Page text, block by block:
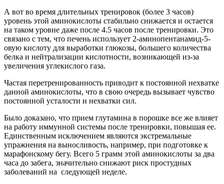
А вот во время длительных тренировок (более 3 часов)
уровень этой аминокислоты стабильно снижается и остается
на таком уровне даже после 4.5 часов после тренировки. Это
связано с тем, что печень использует 2-аминопентанамид-5-
овую кислоту для выработки глюкозы, большего количества
белка и нейтрализации кислотности, возникающей из-за
увеличения углекислого газа.
Частая перетренированность приводит к постоянной нехватке
данной аминокислоты, что в свою очередь вызывает чувство
постоянной усталости и нехватки сил.
Было доказано, что прием глутамина в порошке все же влияет
на работу иммунной системы после тренировки, повышая ее.
Единственным исключением являются экстремальные
упражнения на выносливость, например, при подготовке к
марафонскому бегу. Всего 5 грамм этой аминокислоты за два
часа до забега, значительно снижают риск простудных
заболеваний на следующей неделе.